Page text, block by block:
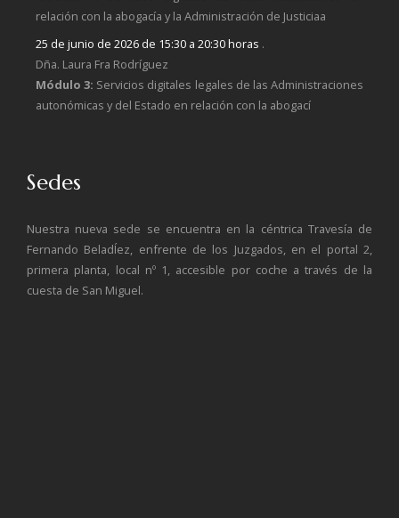
relación con la abogacía y la Administración de Justiciaa
25 de junio de 2026 de 15:30 a 20:30 horas .
Dña. Laura Fra Rodríguez
Módulo 3: Servicios digitales legales de las Administraciones
autonómicas y del Estado en relación con la abogací
Sedes
Nuestra nueva sede se encuentra en la céntrica Travesía de
Fernando BeladÍez, enfrente de los Juzgados, en el portal 2,
primera planta, local nº 1, accesible por coche a través de la
cuesta de San Miguel.